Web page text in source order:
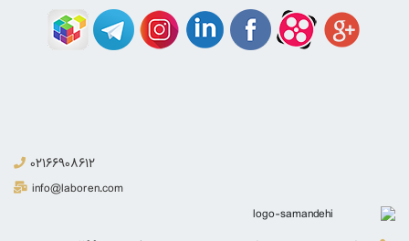
02166908612
info@laboren.com